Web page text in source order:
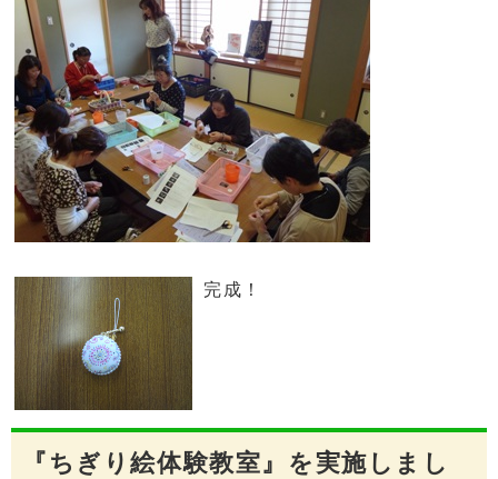
完成！
『ちぎり絵体験教室』を実施しまし